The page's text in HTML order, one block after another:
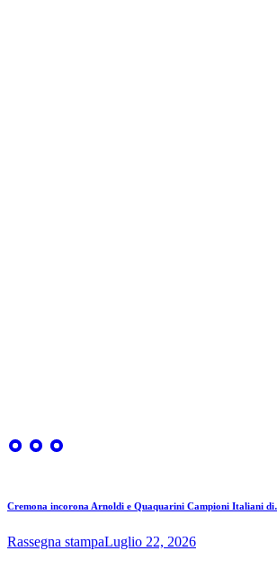
Cremona incorona Arnoldi e Quaquarini Campioni Italiani
Rassegna stampaLuglio 22, 2026